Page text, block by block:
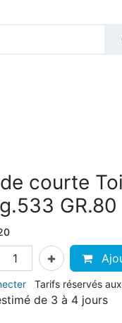
courte
GR.80
Tarifs réservés
de 3 à 4 jours